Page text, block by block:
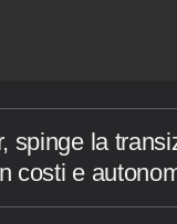
spinge la
costi e